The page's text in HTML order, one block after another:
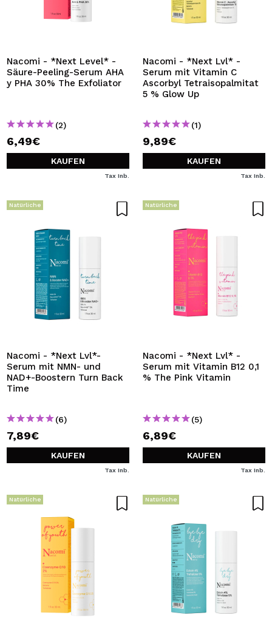
Nacomi - *Next Level* -
Säure-Peeling-Serum AHA
y PHA 30% The Exfoliator
(2)
6,49€
KAUFEN
Tax Inb.
Nacomi - *Next Lvl* -
Serum mit Vitamin C
Ascorbyl Tetraisopalmitat
5 % Glow Up
(1)
9,89€
KAUFEN
Tax Inb.
Natürliche
Nacomi - *Next Lvl*-
Serum mit NMN- und
NAD+-Boostern Turn Back
Time
(6)
7,89€
KAUFEN
Tax Inb.
Natürliche
Nacomi - *Next Lvl* -
Serum mit Vitamin B12 0,1
% The Pink Vitamin
(5)
6,89€
KAUFEN
Tax Inb.
Natürliche Natürliche